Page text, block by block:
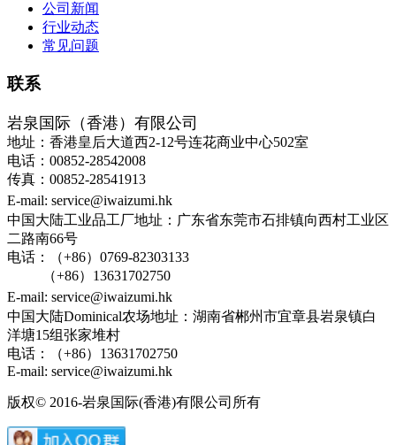
公司新闻
行业动态
常见问题
联系
岩泉国际（香港）有限公司
地址：香港皇后大道西2-12号连花商业中心502室
电话：00852-28542008
传真：00852-28541913
E-mail: service@iwaizumi.hk
中国大陆工业品工厂地址：广东省东莞市石排镇向西村工业区
二路南66号
电话：（+86）0769-82303133
（+86）13631702750
E-mail: service@iwaizumi.hk
中国大陆Dominical农场地址：湖南省郴州市宜章县岩泉镇白
洋塘15组张家堆村
电话：（+86）13631702750
E-mail: service@iwaizumi.hk
版权© 2016-岩泉国际(香港)有限公司所有